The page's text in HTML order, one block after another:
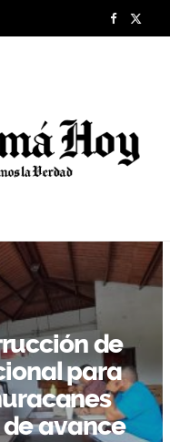
F
b
e
de
para
avance